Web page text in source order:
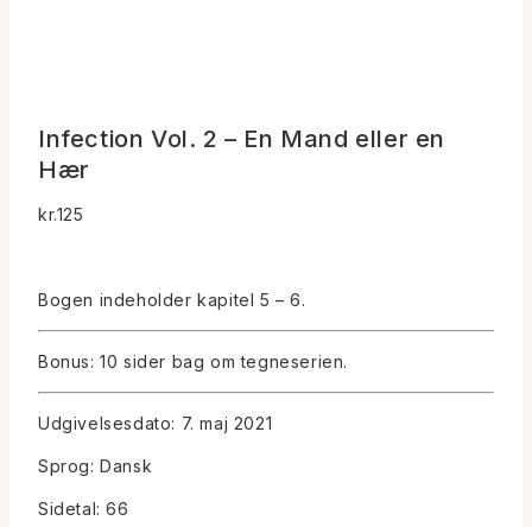
Infection Vol. 2 – En Mand eller en
Hær
kr.125
Bogen indeholder kapitel 5 – 6.
Bonus: 10 sider bag om tegneserien.
Udgivelsesdato: 7. maj 2021
Sprog: Dansk
Sidetal: 66